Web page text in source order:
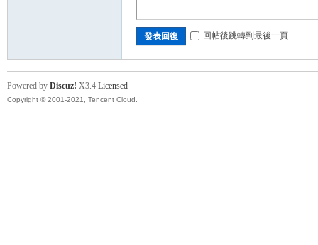
發表回復 回帖後跳轉到最後一頁
Powered by Discuz! X3.4 Licensed
Copyright © 2001-2021, Tencent Cloud.